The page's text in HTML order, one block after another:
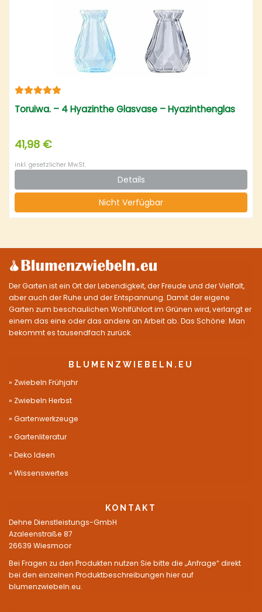
Toruiwa. – 4 Hyazinthe Glasvase – Hyazinthenglas
41,98 €
inkl. gesetzlicher MwSt.
Details
Nicht Verfügbar
Der Garten ist ein Ort der Lebendigkeit, der Freude und der Vielfalt,
aber auch der Ruhe und der Entspannung. Damit der eigene
Garten zum beschaulichen Wohlfühlort im Grünen wird, verlangt er
einem das eine oder das andere an Arbeit ab. Das Schöne: Man
bekommt es tausendfach zurück.
BLUMENZWIEBELN.EU
Zwiebeln Frühjahr
Zwiebeln Herbst
Gartenwerkzeuge
Gartenliteratur
Deko Ideen
Wissenswertes
KONTAKT
Dehne Dienstleistungs-GmbH
Azaleenstraße 87
26639 Wiesmoor
Bei Fragen zu den Produkten nutzen Sie bitte die „Anfrage“ direkt
bei den einzelnen Produktbeschreibungen hier auf
blumenzwiebeln.eu.